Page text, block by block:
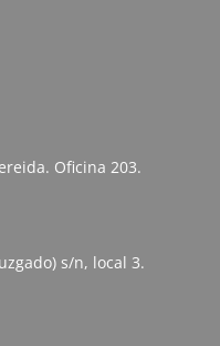
Oficina 203.
s/n, local 3.